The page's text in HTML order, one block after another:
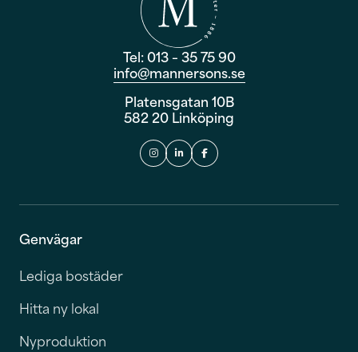
Tel: 013 – 35 75 90
info@mannersons.se
Platensgatan 10B
582 20 Linköping
Genvägar
Lediga bostäder
Hitta ny lokal
Nyproduktion